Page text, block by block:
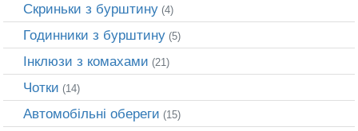
Скриньки з бурштину (4)
Годинники з бурштину (5)
Інклюзи з комахами (21)
Чотки (14)
Автомобільні обереги (15)